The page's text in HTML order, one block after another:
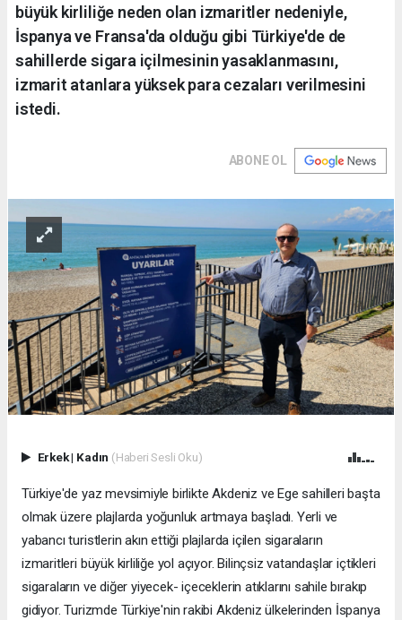
büyük kirliliğe neden olan izmaritler nedeniyle,
İspanya ve Fransa'da olduğu gibi Türkiye'de de
sahillerde sigara içilmesinin yasaklanmasını,
izmarit atanlara yüksek para cezaları verilmesini
istedi.
ABONE OL
Erkek| Kadın (Haberi Sesli Oku)
Türkiye'de yaz mevsimiyle birlikte Akdeniz ve Ege sahilleri başta
olmak üzere plajlarda yoğunluk artmaya başladı. Yerli ve
yabancı turistlerin akın ettiği plajlarda içilen sigaraların
izmaritleri büyük kirliliğe yol açıyor. Bilinçsiz vatandaşlar içtikleri
sigaraların ve diğer yiyecek- içeceklerin atıklarını sahile bırakıp
gidiyor. Turizmde Türkiye'nin rakibi Akdeniz ülkelerinden İspanya